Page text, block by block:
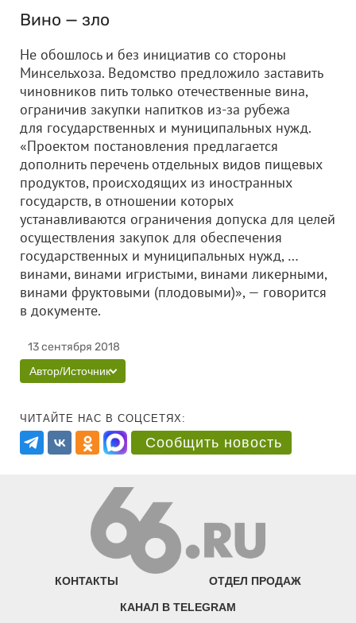
Вино — зло
Не обошлось и без инициатив со стороны
Минсельхоза. Ведомство предложило заставить
чиновников пить только отечественные вина,
ограничив закупки напитков из-за рубежа
для государственных и муниципальных нужд.
«Проектом постановления предлагается
дополнить перечень отдельных видов пищевых
продуктов, происходящих из иностранных
государств, в отношении которых
устанавливаются ограничения допуска для целей
осуществления закупок для обеспечения
государственных и муниципальных нужд, …
винами, винами игристыми, винами ликерными,
винами фруктовыми (плодовыми)», — говорится
в документе.
13 сентября 2018
Автор/Источник
ЧИТАЙТЕ НАС В СОЦСЕТЯХ:
Сообщить новость
КОНТАКТЫ ОТДЕЛ ПРОДАЖ
КАНАЛ В TELEGRAM